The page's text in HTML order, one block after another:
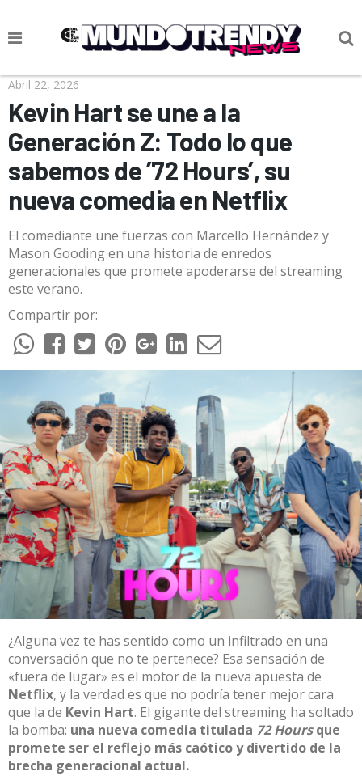
NOTICIAS
CULTURA POP
CIENCIA Y TECNOLOGÍA
VIDA
CULTURIZANDO.COM
Abril 22, 2026
Kevin Hart se une a la
Generación Z: Todo lo que
sabemos de ’72 Hours’, su
nueva comedia en Netflix
El comediante une fuerzas con Marcello Hernández y
Mason Gooding en una historia de enredos
generacionales que promete apoderarse del streaming
este verano.
Compartir por:
¿Alguna vez te has sentido como un infiltrado en una
conversación que no te pertenece? Esa sensación de
«fuera de lugar» es el motor de la nueva apuesta de
Netflix, y la verdad es que no podría tener mejor cara
que la de Kevin Hart. El gigante del streaming ha soltado
la bomba: una nueva comedia titulada 72 Hoursque
promete ser el reflejo más caótico y divertido de la
brecha generacional actual.